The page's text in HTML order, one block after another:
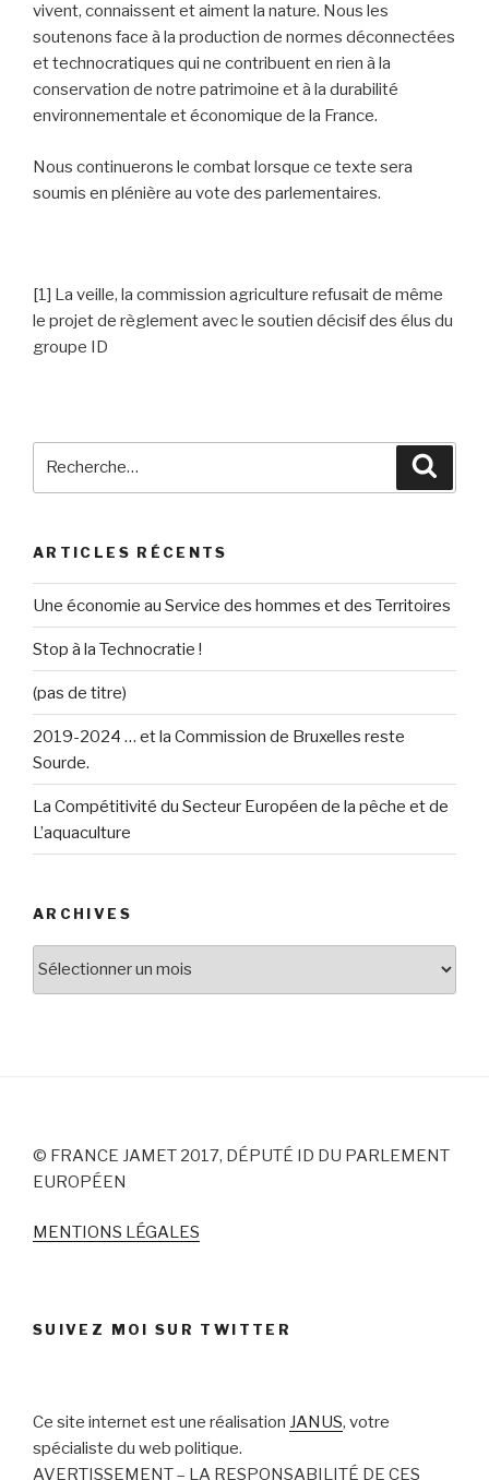
vivent, connaissent et aiment la nature. Nous les
soutenons face à la production de normes déconnectées
et technocratiques qui ne contribuent en rien à la
conservation de notre patrimoine et à la durabilité
environnementale et économique de la France.
Nous continuerons le combat lorsque ce texte sera
soumis en plénière au vote des parlementaires.
[1] La veille, la commission agriculture refusait de même
le projet de règlement avec le soutien décisif des élus du
groupe ID
ARTICLES RÉCENTS
Une économie au Service des hommes et des Territoires
Stop à la Technocratie !
(pas de titre)
2019-2024 … et la Commission de Bruxelles reste
Sourde.
La Compétitivité du Secteur Européen de la pêche et de
L’aquaculture
ARCHIVES
Archives
© FRANCE JAMET 2017, DÉPUTÉ ID DU PARLEMENT
EUROPÉEN
MENTIONS LÉGALES
SUIVEZ MOI SUR TWITTER
Ce site internet est une réalisation JANUS, votre
spécialiste du web politique.
AVERTISSEMENT – LA RESPONSABILITÉ DE CES